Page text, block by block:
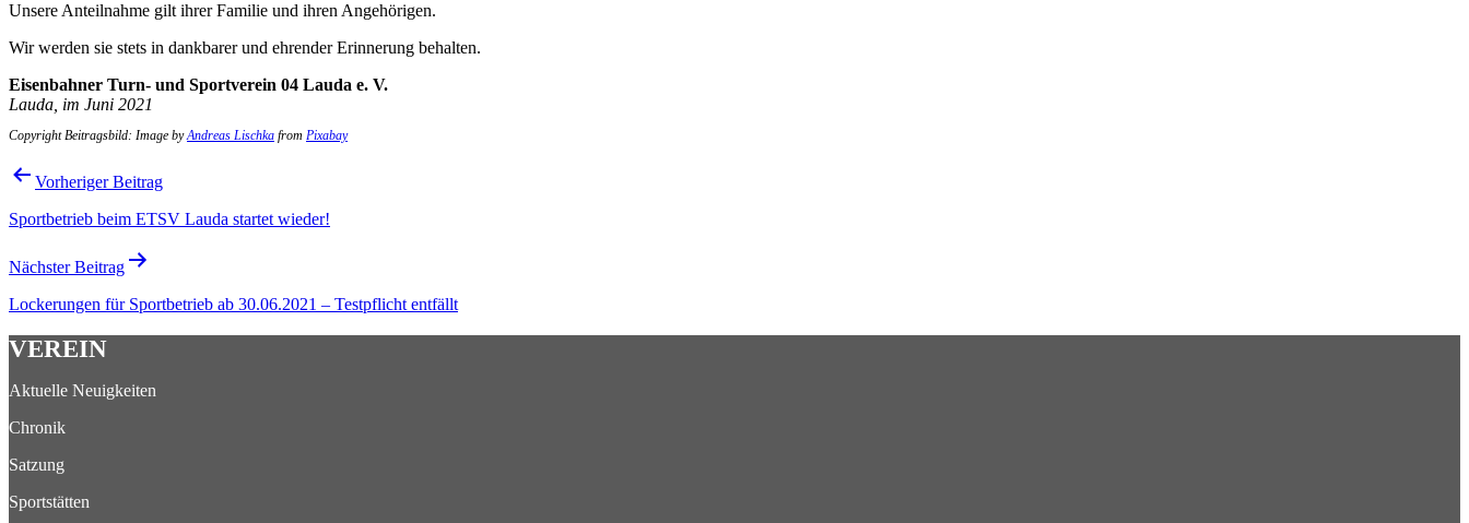
Unsere Anteilnahme gilt ihrer Familie und ihren Angehörigen.
Wir werden sie stets in dankbarer und ehrender Erinnerung behalten.
Eisenbahner Turn- und Sportverein 04 Lauda e. V.
Lauda, im Juni 2021
Copyright Beitragsbild: Image byAndreas Lischka from Pixabay
Beitragsnavigation
Vorheriger Beitrag
Sportbetrieb beim ETSV Lauda startet wieder!
Nächster Beitrag
Lockerungen für Sportbetrieb ab 30.06.2021 – Testpflicht entfällt
VEREIN
Aktuelle Neuigkeiten
Chronik
Satzung
Sportstätten